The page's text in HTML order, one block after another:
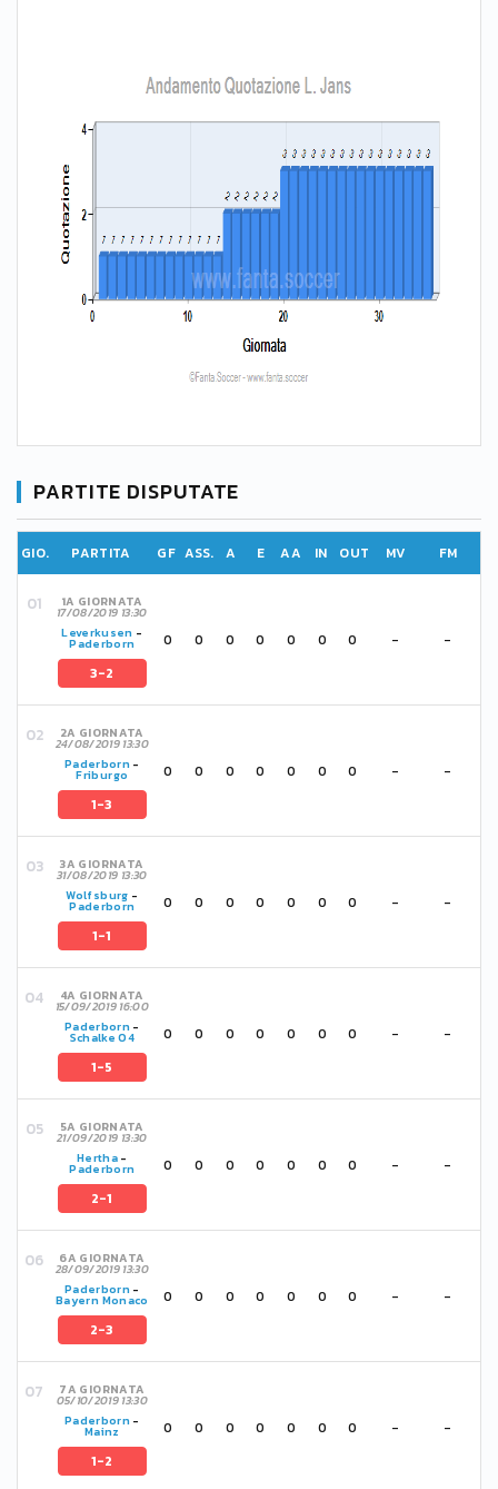
PARTITE DISPUTATE
GIO. PARTITA GF ASS. A E AA IN OUT MV FM
1A GIORNATA
17/08/2019 13:30
Leverkusen -
Paderborn
3-2
0 0 0 0 0 0 0 - -
2A GIORNATA
24/08/2019 13:30
Paderborn -
Friburgo
1-3
0 0 0 0 0 0 0 - -
3A GIORNATA
31/08/2019 13:30
Wolfsburg -
Paderborn
1-1
0 0 0 0 0 0 0 - -
4A GIORNATA
15/09/2019 16:00
Paderborn -
Schalke 04
1-5
0 0 0 0 0 0 0 - -
5A GIORNATA
21/09/2019 13:30
Hertha -
Paderborn
2-1
0 0 0 0 0 0 0 - -
6A GIORNATA
28/09/2019 13:30
Paderborn -
Bayern Monaco
2-3
0 0 0 0 0 0 0 - -
7A GIORNATA
05/10/2019 13:30
Paderborn -
Mainz
1-2
0 0 0 0 0 0 0 - -